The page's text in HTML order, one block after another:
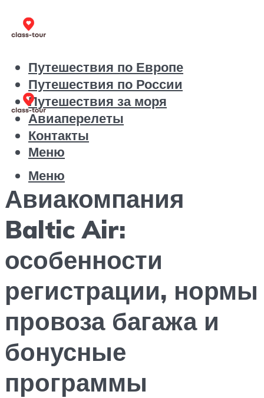
Путешествия по Европе
Путешествия по России
Путешествия за моря
Авиаперелеты
Контакты
Меню
Меню
Авиакомпания
Baltic Air:
особенности
регистрации, нормы
провоза багажа и
бонусные
программы